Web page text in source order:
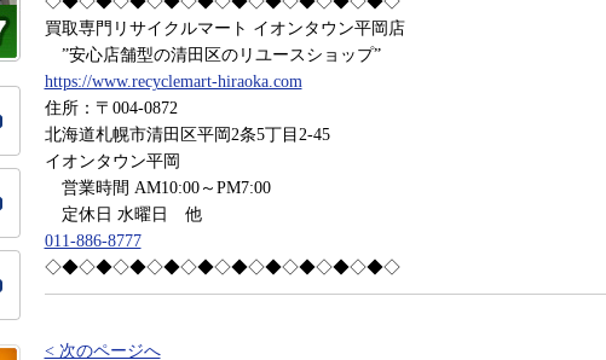
買取専門リサイクルマート イオンタウン平岡店
”安心店舗型の清田区のリユースショップ”
https://www.recyclemart-hiraoka.com
住所：〒004-0872
北海道札幌市清田区平岡2条5丁目2-45
イオンタウン平岡
営業時間 AM10:00～PM7:00
定休日 水曜日 他
011-886-8777
◇◆◇◆◇◆◇◆◇◆◇◆◇◆◇◆◇◆◇◆◇
< 次のページへ